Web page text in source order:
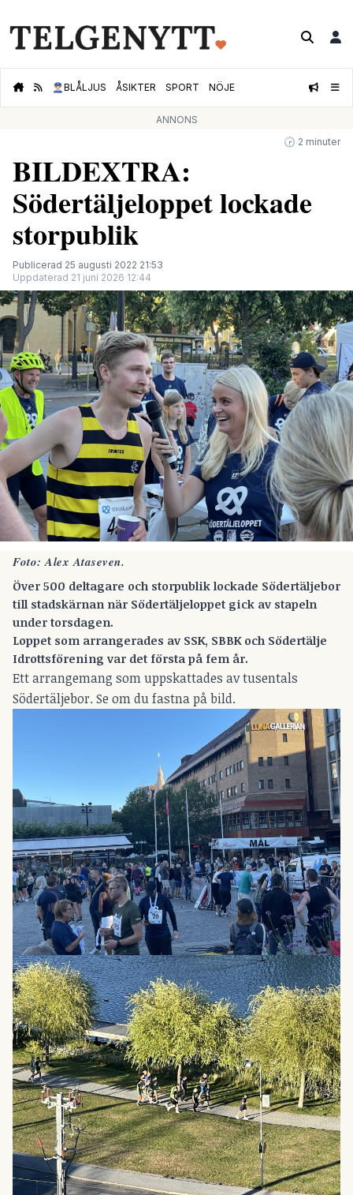
👮🏻‍♂️BLÅLJUS ÅSIKTER SPORT NÖJE
ANNONS
🕝 2 minuter
BILDEXTRA:
Södertäljeloppet lockade
storpublik
Publicerad 25 augusti 2022 21:53
Uppdaterad 21 juni 2026 12:44
Foto: Alex Ataseven.
Över 500 deltagare och storpublik lockade Södertäljebor
till stadskärnan när Södertäljeloppet gick av stapeln
under torsdagen.
Loppet som arrangerades av SSK, SBBK och Södertälje
Idrottsförening var det första på fem år.
Ett arrangemang som uppskattades av tusentals
Södertäljebor. Se om du fastna på bild.